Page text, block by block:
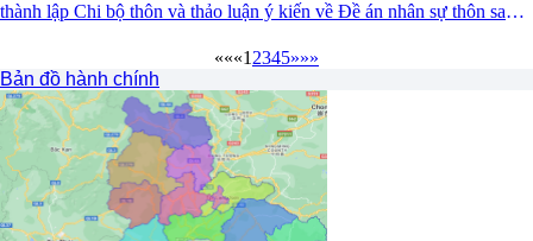
thành lập Chi bộ thôn và thảo luận ý kiến về Đề án nhân sự thôn sau
«««1 2345»»»
Bản đồ hành chính